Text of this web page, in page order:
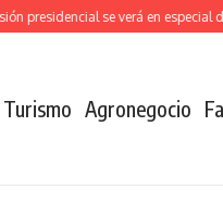
presidencial se verá en especial de
Turismo Agronegocio